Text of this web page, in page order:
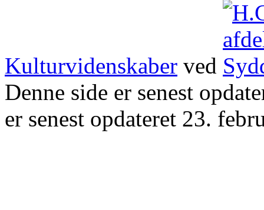
Kulturvidenskaber ved
Denne side er senest
er senest opdateret 23.